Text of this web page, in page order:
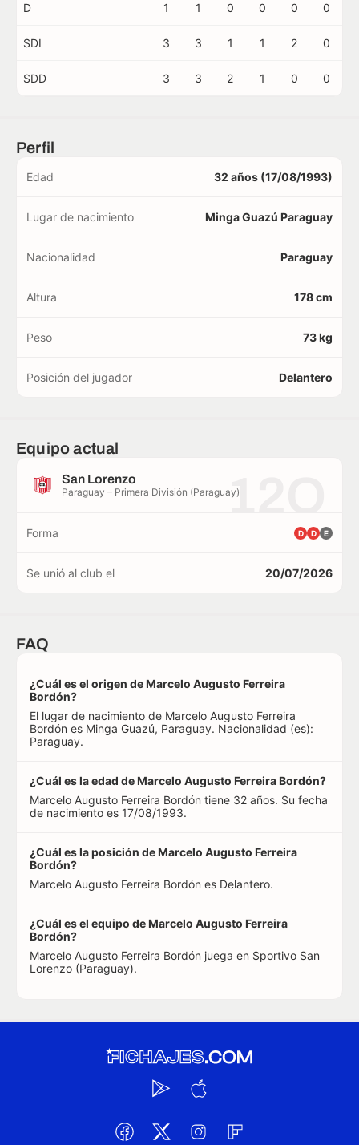
D 1 1 0 0 0 0
SDI 3 3 1 1 2 0
SDD 3 3 2 1 0 0
Perfil
Edad 32 años (17/08/1993)
Lugar de nacimiento Minga Guazú Paraguay
Nacionalidad Paraguay
Altura 178 cm
Peso 73 kg
Posición del jugador Delantero
Equipo actual
San Lorenzo
Paraguay – Primera División (Paraguay)12O
Forma D D E
Se unió al club el 20/07/2026
FAQ
¿Cuál es el origen de Marcelo Augusto Ferreira
Bordón?
El lugar de nacimiento de Marcelo Augusto Ferreira
Bordón es Minga Guazú, Paraguay. Nacionalidad (es):
Paraguay.
¿Cuál es la edad de Marcelo Augusto Ferreira Bordón?
Marcelo Augusto Ferreira Bordón tiene 32 años. Su fecha
de nacimiento es 17/08/1993.
¿Cuál es la posición de Marcelo Augusto Ferreira
Bordón?
Marcelo Augusto Ferreira Bordón es Delantero.
¿Cuál es el equipo de Marcelo Augusto Ferreira
Bordón?
Marcelo Augusto Ferreira Bordón juega en Sportivo San
Lorenzo (Paraguay).